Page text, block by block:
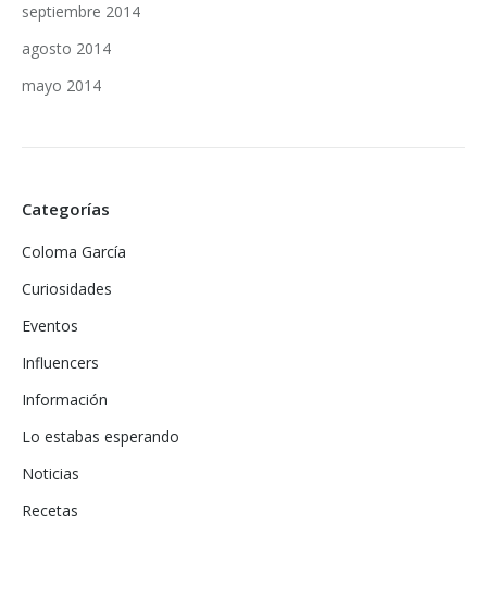
septiembre 2014
agosto 2014
mayo 2014
Categorías
Coloma García
Curiosidades
Eventos
Influencers
Información
Lo estabas esperando
Noticias
Recetas